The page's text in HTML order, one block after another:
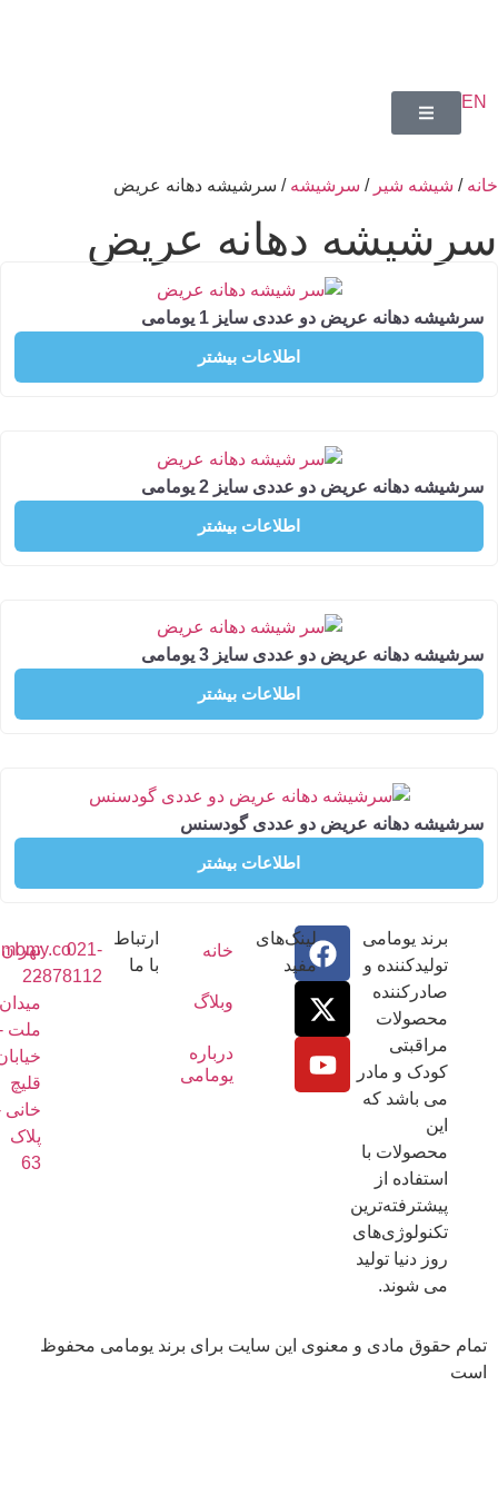
شیر/سرشیشه/ سرشیشه دهانه عریض
دهانه عریض
دهانه عریض دو عددی سایز 1 یومامی
اطلاعات بیشتر
دهانه عریض دو عددی سایز 2 یومامی
اطلاعات بیشتر
دهانه عریض دو عددی سایز 3 یومامی
اطلاعات بیشتر
دهانه عریض دو عددی گودسنس
اطلاعات بیشتر
یومامی
و
و مادر
باشد که
با
از
دنیا تولید
شوند.
لینک‌های
مفید
خانه
021-
22878112
info@umomy.co
تهران
-
مادی و معنوی این سایت برای برند یومامی محفوظ